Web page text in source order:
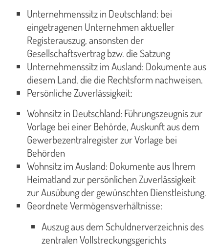
Unternehmenssitz in Deutschland: bei
eingetragenen Unternehmen aktueller
Registerauszug, ansonsten der
Gesellschaftsvertrag bzw. die Satzung
Unternehmenssitz im Ausland: Dokumente aus
diesem Land, die die Rechtsform nachweisen.
Persönliche Zuverlässigkeit:
Wohnsitz in Deutschland: Führungszeugnis zur
Vorlage bei einer Behörde, Auskunft aus dem
Gewerbezentralregister zur Vorlage bei
Behörden
Wohnsitz im Ausland: Dokumente aus Ihrem
Heimatland zur persönlichen Zuverlässigkeit
zur Ausübung der gewünschten Dienstleistung.
Geordnete Vermögensverhältnisse:
Auszug aus dem Schuldnerverzeichnis des
zentralen Vollstreckungsgerichts